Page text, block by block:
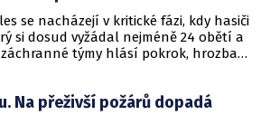
se nacházejí v kritické fázi, kdy hasiči
si dosud vyžádal nejméně 24 obětí a
týmy hlásí pokrok, hrozba
Na přeživší požárů dopadá